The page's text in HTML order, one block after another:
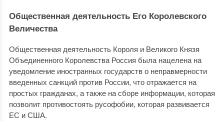
Общественная деятельность Его Королевского
Величества
Общественная деятельность Короля и Великого Князя
Объединенного Королевства Россия была нацелена на
уведомление иностранных государств о неправмерности
введенных санкций против России, что отражается на
простых гражданах, а также на сборе информации, которая
позволит противостоять русофобии, которая развивается
ЕС и США.